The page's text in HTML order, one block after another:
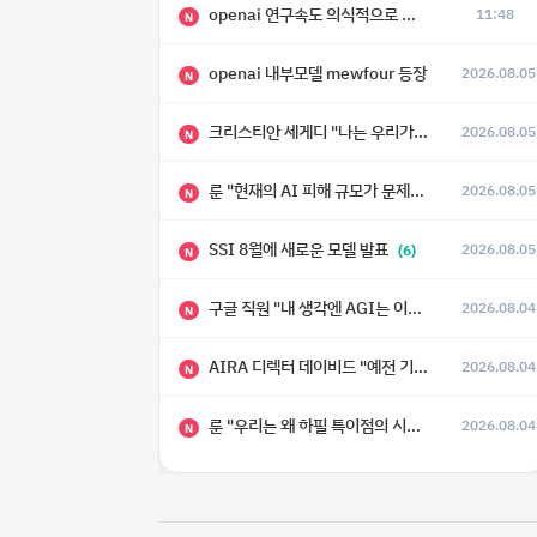
N openai 연구속도 의식적으로 늦추고 있다 11:48
N openai 내부모델 mewfour 등장 2026.08.05
N 크리스티안 세게디 "나는 우리가 "Fuck!!" 단계를 피할 수 있기를 바랄 뿐" 2026.08.05
N 룬 "현재의 AI 피해 규모가 문제가 아니라, 자기복제·탈출·확산이 가능한 지능형 시스템의 피해에는 이론적으로 상한이 없다는 것이 문제" 2026.08.05
N SSI 8월에 새로운 모델 발표 (6) 2026.08.05
N 구글 직원 "내 생각엔 AGI는 이미 와 있다." 2026.08.04
N AIRA 디렉터 데이비드 "예전 기준으로 ASI, 그런 수준은 바로 다음 분기에 온다" 2026.08.04
N 룬 "우리는 왜 하필 특이점의 시대에 살고 있는가" 2026.08.04